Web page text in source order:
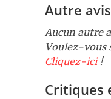
Autre avis
Aucun autre
Voulez-vous
Cliquez-ici!
Critiques